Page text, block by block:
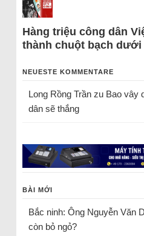
Hàng triệu công dân
thành chuột bạch dưới
NEUESTE KOMMENTARE
Long Rồng Trầnzu Bao vây
dân sẽ thắng
BÀI MỚI
Bắc ninh: Ông Nguyễn Văn
còn bỏ ngỏ?